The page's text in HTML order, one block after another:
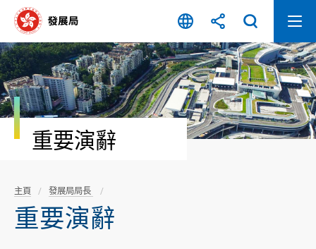
容
開
始
重要演辭
主頁 發展局局長
重要演辭